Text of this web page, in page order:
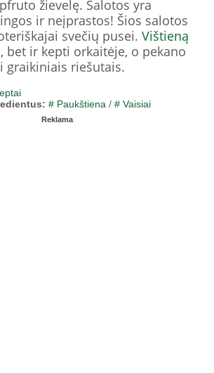
žievelę. Salotos yra
ir neįprastos! Šios salotos
svečių pusei. Vištieną
bet ir kepti orkaitėje, o pekano
graikiniais riešutais.
# Paukštiena / # Vaisiai
Reklama